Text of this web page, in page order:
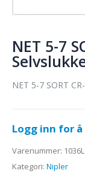
NET 5-7
NET 5-7 SORT
Logg inn for å
Varenummer: 1036L
Kategori: Nipler